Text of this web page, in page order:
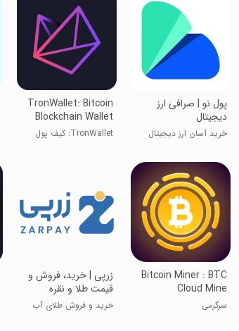
‏‏پول نو | صرافی ارز
دیجیتال
خرید آسان ارز دیجیتال
TronWallet: Bitcoin
Blockchain Wallet
TronWallet: کیف پول
Bitcoin Miner : BTC
Cloud Mine
سرگرمی
‏‏‏‏زرپی | خرید، فروش و
قیمت طلا و نقره
خرید و فروش طلای آب